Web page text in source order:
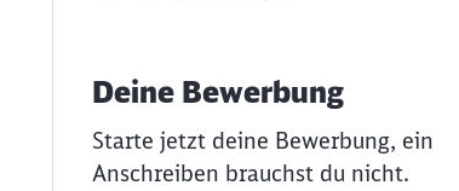
Deine Bewerbung
Starte jetzt deine Bewerbung, ein
Anschreiben brauchst du nicht.